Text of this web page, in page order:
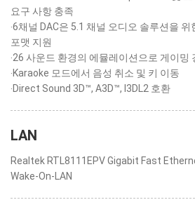
요구 사항 충족
‧6채널 DAC은 5.1 채널 오디오 솔루션을
포맷 지원
‧26 사운드 환경의 에뮬레이션으로 게이밍
‧Karaoke 모드에서 음성 취소 및 키 이동
‧Direct Sound 3D™, A3D™, I3DL2 호환
LAN
Realtek RTL8111EPV Gigabit Fast
Wake-On-LAN